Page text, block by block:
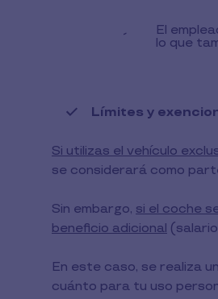
-
El
lo que
Límites y
Si utilizas el vehículo
se considerará como
Sin embargo, si el coche
beneficio adicional
En este caso, se realiza
cuánto para tu uso